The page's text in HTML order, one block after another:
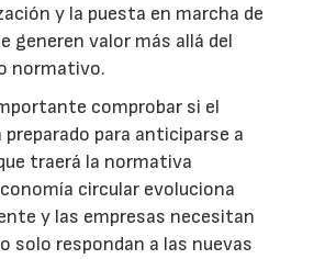
y la puesta en marcha de
generen valor más allá del
normativo.
comprobar si el
para anticiparse a
traerá la normativa
circular evoluciona
y las empresas necesitan
solo respondan a las nuevas